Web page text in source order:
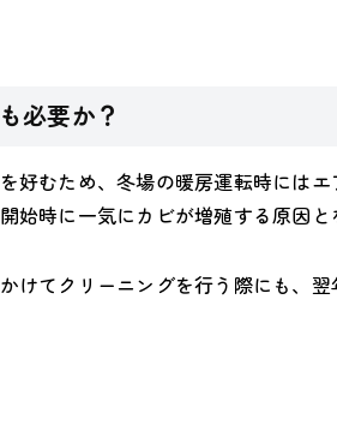
必要か？
好むため、冬場の暖房運転時には
始時に一気にカビが増殖する原因と
けてクリーニングを行う際にも、